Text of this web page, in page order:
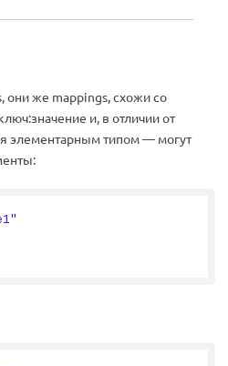
же mappings, схожи со
и, в отличии от
элементарным типом — могут